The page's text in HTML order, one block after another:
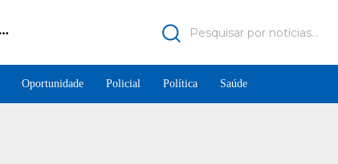
Pesquisar por notícias...
Oportunidade Policial Política Saúde